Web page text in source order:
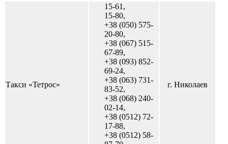
Такси «Тетрос»
15-61,
15-80,
+38 (050) 575-
20-80,
+38 (067) 515-
67-89,
+38 (093) 852-
69-24,
+38 (063) 731-
83-52,
+38 (068) 240-
02-14,
+38 (0512) 72-
17-88,
+38 (0512) 58-
г. Николаев